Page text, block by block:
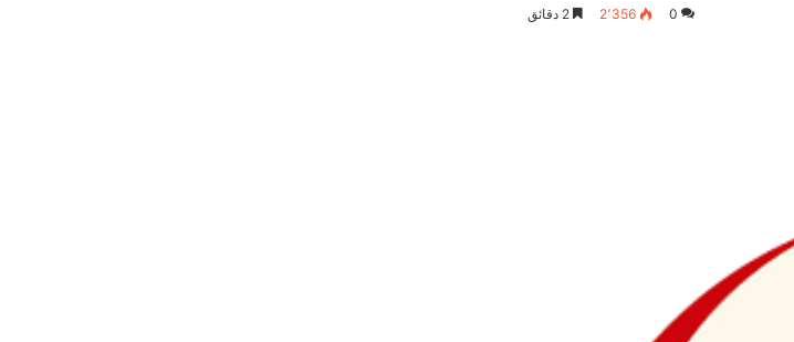
0 2٬356